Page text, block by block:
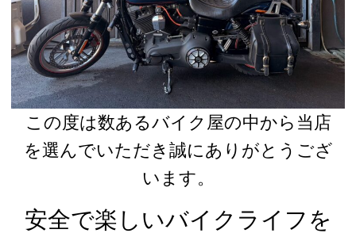
この度は数あるバイク屋の中から当店
を選んでいただき誠にありがとうござ
います。
安全で楽しいバイクライフを